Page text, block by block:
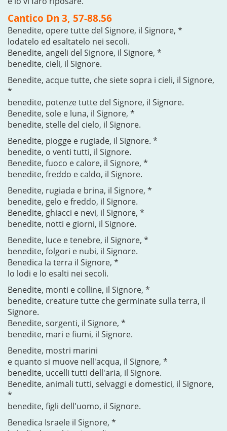
Cantico Dn 3, 57-88.56
Benedite, opere tutte del Signore, il Signore, *
lodatelo ed esaltatelo nei secoli.
Benedite, angeli del Signore, il Signore, *
benedite, cieli, il Signore.
Benedite, acque tutte, che siete sopra i cieli, il Signore,
*
benedite, potenze tutte del Signore, il Signore.
Benedite, sole e luna, il Signore, *
benedite, stelle del cielo, il Signore.
Benedite, piogge e rugiade, il Signore. *
benedite, o venti tutti, il Signore.
Benedite, fuoco e calore, il Signore, *
benedite, freddo e caldo, il Signore.
Benedite, rugiada e brina, il Signore, *
benedite, gelo e freddo, il Signore.
Benedite, ghiacci e nevi, il Signore, *
benedite, notti e giorni, il Signore.
Benedite, luce e tenebre, il Signore, *
benedite, folgori e nubi, il Signore.
Benedica la terra il Signore, *
lo lodi e lo esalti nei secoli.
Benedite, monti e colline, il Signore, *
benedite, creature tutte che germinate sulla terra, il
Signore.
Benedite, sorgenti, il Signore, *
benedite, mari e fiumi, il Signore.
Benedite, mostri marini
e quanto si muove nell'acqua, il Signore, *
benedite, uccelli tutti dell'aria, il Signore.
Benedite, animali tutti, selvaggi e domestici, il Signore,
*
benedite, figli dell'uomo, il Signore.
Benedica Israele il Signore, *